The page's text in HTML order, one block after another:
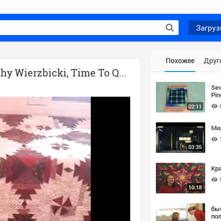
Pineapple Nine Patch Quilt How-To, Cathy Wierzbicki, Time To Quilt.MPG
Похожее
02:11
03:35
10:18